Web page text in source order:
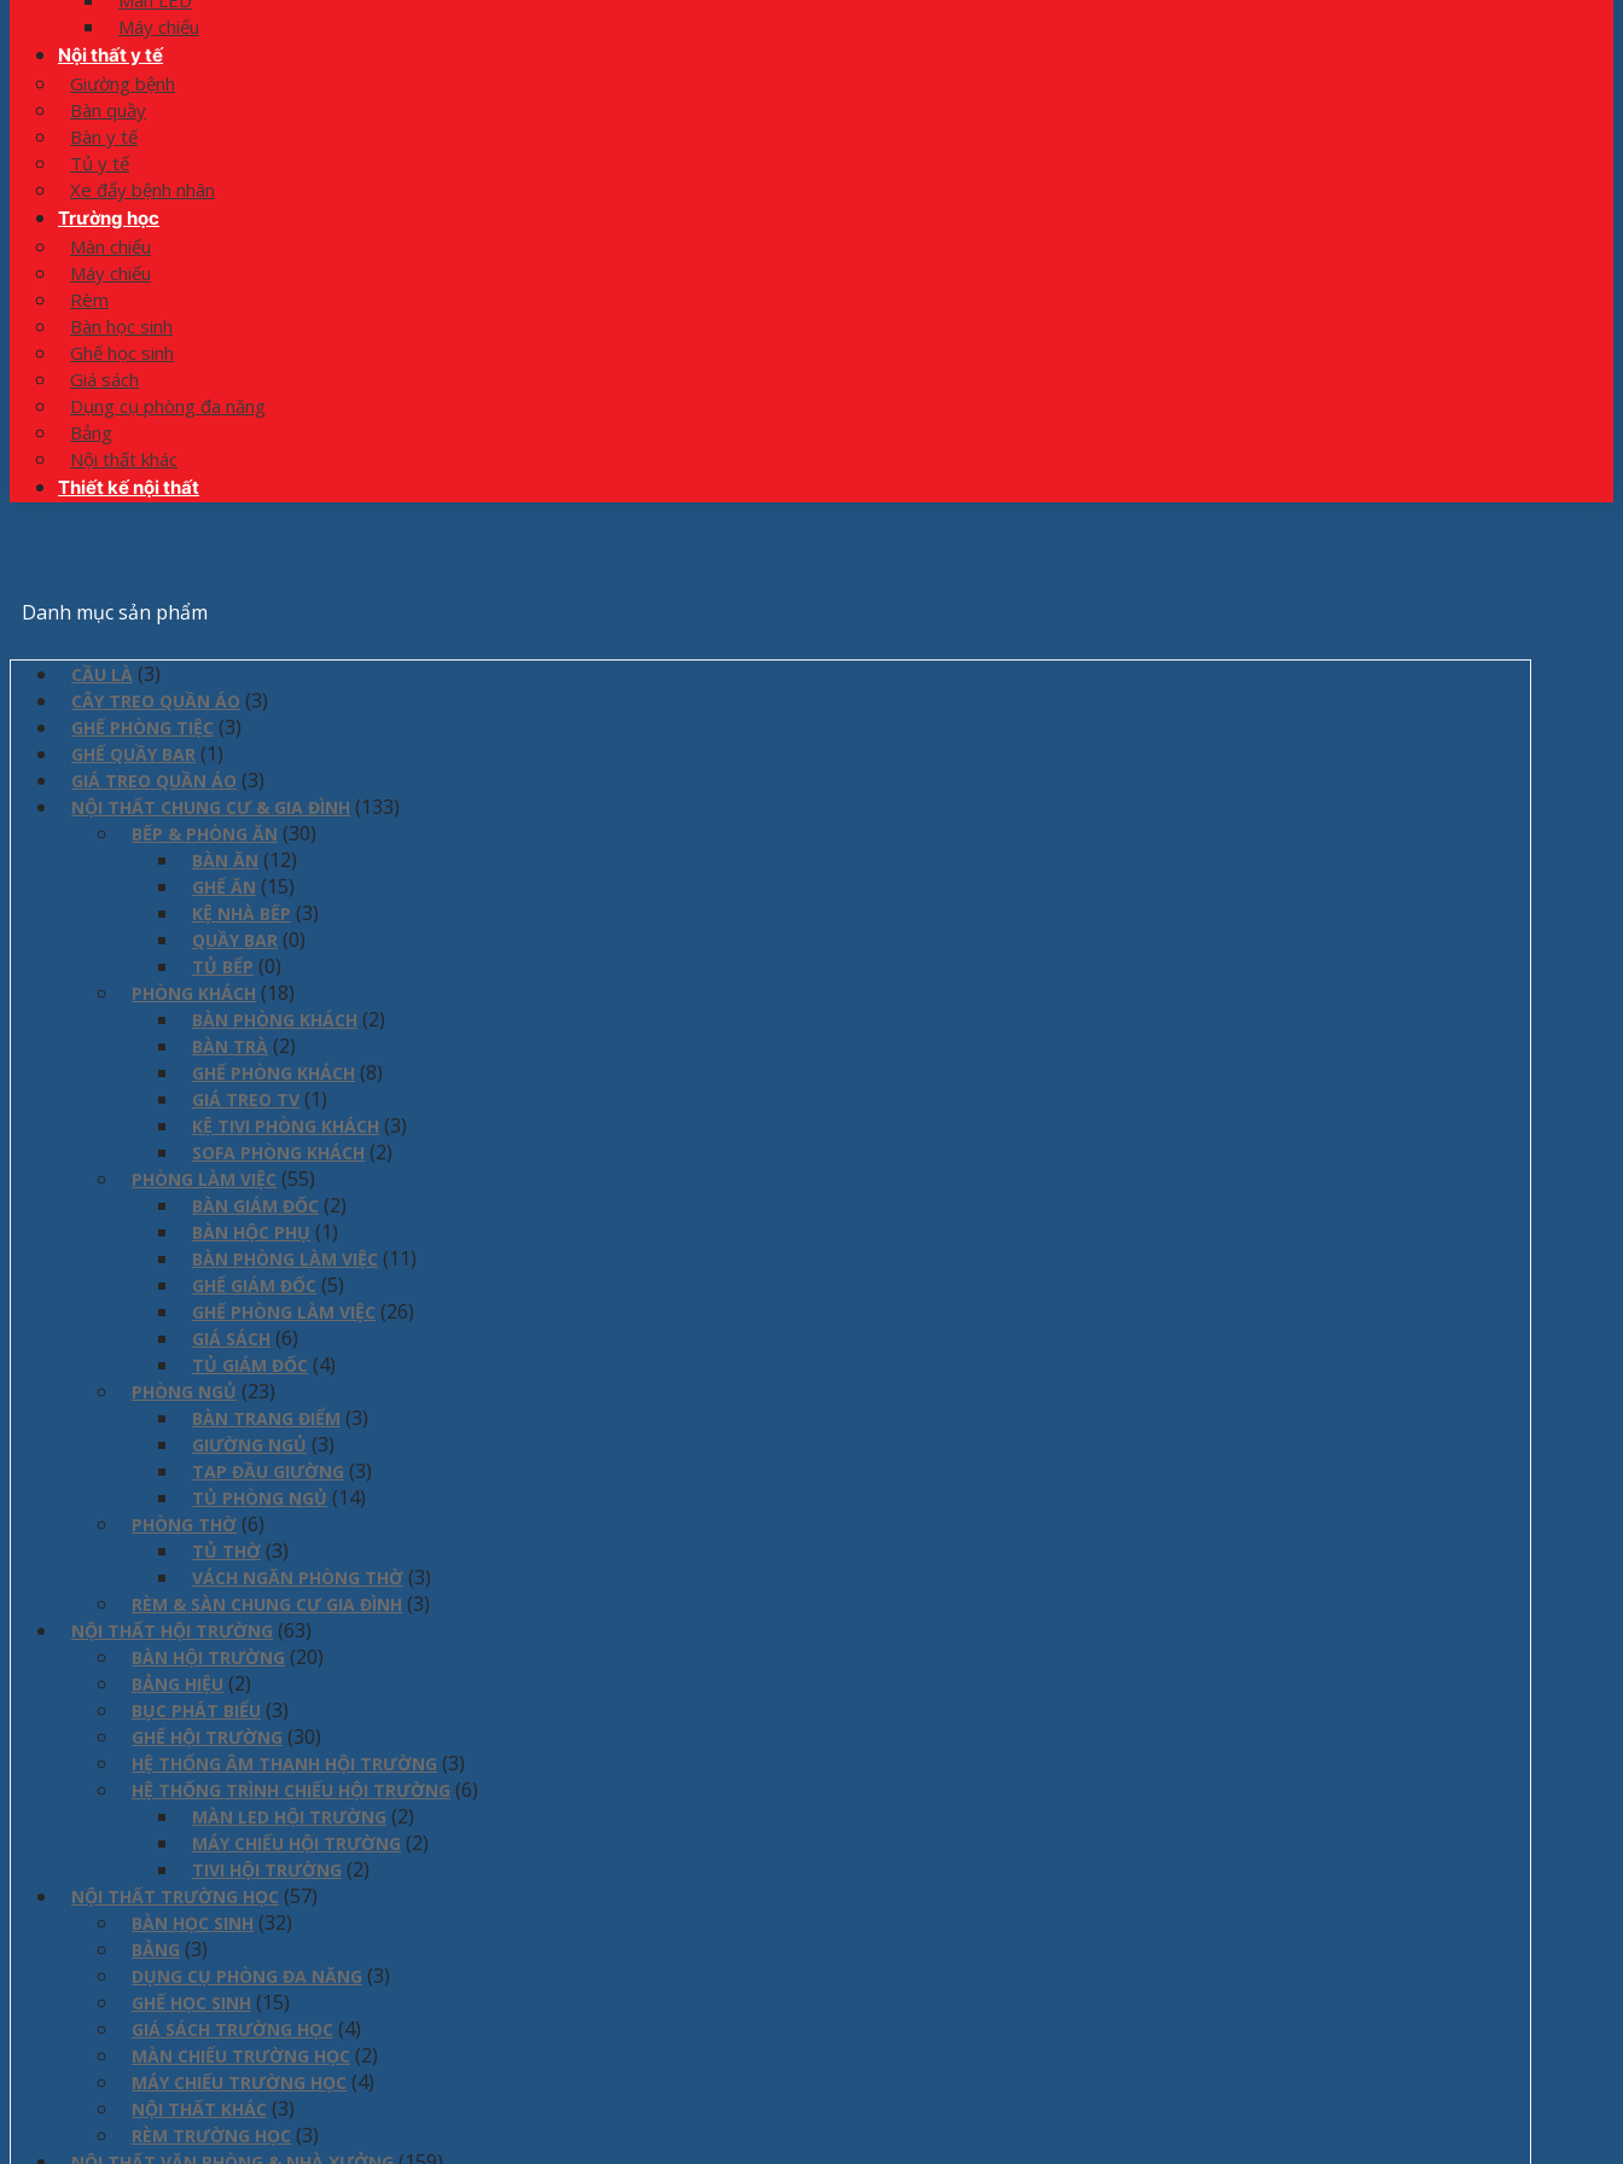
Máy chiếu
Nội thất y tế
Giường bệnh
Bàn quầy
Bàn y tế
Tủ y tế
Xe đẩy bệnh nhân
Trường học
Màn chiếu
Máy chiếu
Rèm
Bàn học sinh
Ghế học sinh
Giá sách
Dụng cụ phòng đa năng
Bảng
Nội thất khác
Thiết kế nội thất
Danh mục sản phẩm
CẦU LÀ (3)
CÂY TREO QUẦN ÁO (3)
GHẾ PHÒNG TIỆC (3)
GHẾ QUẦY BAR (1)
GIÁ TREO QUẦN ÁO (3)
NỘI THẤT CHUNG CƯ & GIA ĐÌNH (133)
BẾP & PHÒNG ĂN (30)
BÀN ĂN (12)
GHẾ ĂN (15)
KỆ NHÀ BẾP (3)
QUẦY BAR (0)
TỦ BẾP (0)
PHÒNG KHÁCH (18)
BÀN PHÒNG KHÁCH (2)
BÀN TRÀ (2)
GHẾ PHÒNG KHÁCH (8)
GIÁ TREO TV (1)
KỆ TIVI PHÒNG KHÁCH (3)
SOFA PHÒNG KHÁCH (2)
PHÒNG LÀM VIỆC (55)
BÀN GIÁM ĐỐC (2)
BÀN HỘC PHỤ (1)
BÀN PHÒNG LÀM VIỆC (11)
GHẾ GIÁM ĐỐC (5)
GHẾ PHÒNG LÀM VIỆC (26)
GIÁ SÁCH (6)
TỦ GIÁM ĐỐC (4)
PHÒNG NGỦ (23)
BÀN TRANG ĐIỂM (3)
GIƯỜNG NGỦ (3)
TAP ĐẦU GIƯỜNG (3)
TỦ PHÒNG NGỦ (14)
PHÒNG THỜ (6)
TỦ THỜ (3)
VÁCH NGĂN PHÒNG THỜ (3)
RÈM & SÀN CHUNG CƯ GIA ĐÌNH (3)
NỘI THẤT HỘI TRƯỜNG (63)
BÀN HỘI TRƯỜNG (20)
BẢNG HIỆU (2)
BỤC PHÁT BIỂU (3)
GHẾ HỘI TRƯỜNG (30)
HỆ THỐNG ÂM THANH HỘI TRƯỜNG (3)
HỆ THỐNG TRÌNH CHIẾU HỘI TRƯỜNG (6)
MÀN LED HỘI TRƯỜNG (2)
MÁY CHIẾU HỘI TRƯỜNG (2)
TIVI HỘI TRƯỜNG (2)
NỘI THẤT TRƯỜNG HỌC (57)
BÀN HỌC SINH (32)
BẢNG (3)
DỤNG CỤ PHÒNG ĐA NĂNG (3)
GHẾ HỌC SINH (15)
GIÁ SÁCH TRƯỜNG HỌC (4)
MÀN CHIẾU TRƯỜNG HỌC (2)
MÁY CHIẾU TRƯỜNG HỌC (4)
NỘI THẤT KHÁC (3)
RÈM TRƯỜNG HỌC (3)